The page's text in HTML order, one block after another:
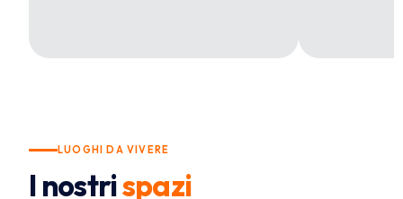
LUOGHI DA VIVERE
I nostrispazi